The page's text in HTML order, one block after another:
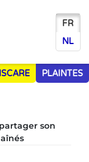
FR
NL
PLAINTES
son